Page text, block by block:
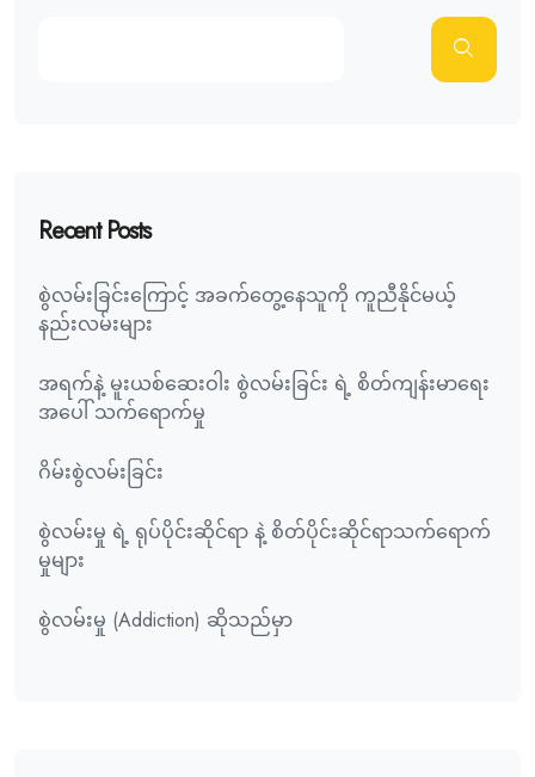
Recent Posts
စွဲလမ်းခြင်းကြောင့် အခက်တွေ့နေသူကို ကူညီနိုင်မယ့်
နည်းလမ်းများ
အရက်နဲ့ မူးယစ်ဆေးဝါး စွဲလမ်းခြင်း ရဲ့ စိတ်ကျန်းမာရေး
အပေါ် သက်ရောက်မှု
ဂိမ်းစွဲလမ်းခြင်း
စွဲလမ်းမှု ရဲ့ ရုပ်ပိုင်းဆိုင်ရာ နဲ့ စိတ်ပိုင်းဆိုင်ရာသက်ရောက်
မှုများ
စွဲလမ်းမှု (Addiction) ဆိုသည်မှာ